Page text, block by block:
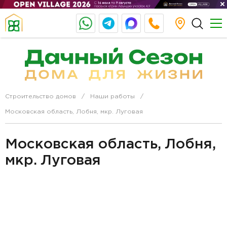
Строительство домов Наши работы
Московская область, Лобня, мкр. Луговая
Московская область, Лобня,
мкр. Луговая